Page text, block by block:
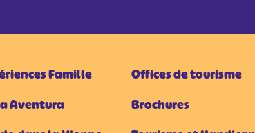
Famille
Aventura
Offices de tourisme
Brochures